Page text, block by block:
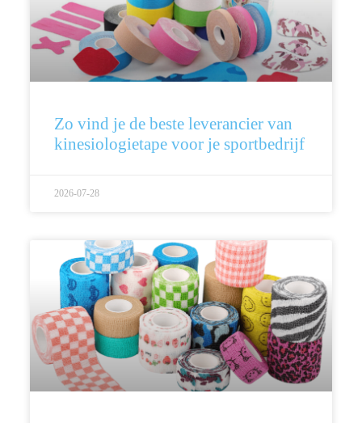
Zo vind je de beste leverancier van
kinesiologietape voor je sportbedrijf
2026-07-28